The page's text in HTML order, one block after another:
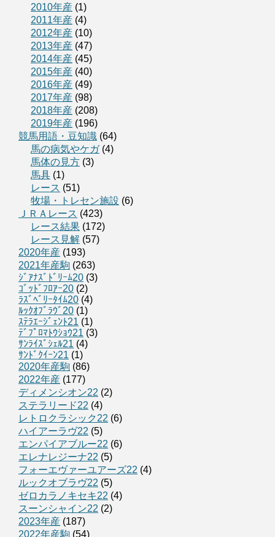
2010年産 (1)
2011年産 (4)
2012年産 (10)
2013年産 (47)
2014年産 (45)
2015年産 (40)
2016年産 (49)
2017年産 (98)
2018年産 (208)
2019年産 (196)
競馬用語・豆知識 (64)
馬の病気やケガ(4)
馬体の見方 (3)
馬具 (1)
レース (51)
牧場・トレセン施設 (6)
ＪＲＡレース (423)
レース結果 (172)
レース見解 (57)
2020年産 (193)
2021年産駒 (263)
ｼﾞｱﾅｽﾞﾄﾞﾘｰﾑ20 (3)
ｺﾞｯﾄﾞﾌﾛｱｰ20 (2)
ﾗｽﾞﾍﾞﾘｰﾀｲﾑ20 (4)
ﾙｯｸｵﾌﾞﾗｳﾞ20 (1)
ｽﾃﾗｴｰｼﾞｪﾝﾄ21 (1)
ﾃﾞﾌﾟﾛﾏﾄｳｼｮｳ21 (3)
ｻﾝﾗｲｽﾞｼｪﾙ21 (4)
ｻﾝﾄﾞｸｲｰﾝ21 (1)
2020年産駒 (86)
2022年産 (177)
ディメンシオン22 (2)
ステラリード22 (4)
レトロクラシック22 (6)
ハイアーラヴ22 (5)
エンパイアブルー22 (6)
エレナレジーナ22 (5)
フォーエヴァーユアーズ22 (4)
ルックオブラヴ22 (5)
ゼロカラノキセキ22 (4)
スーンシャイン22 (2)
2023年産 (187)
2022年産駒 (54)